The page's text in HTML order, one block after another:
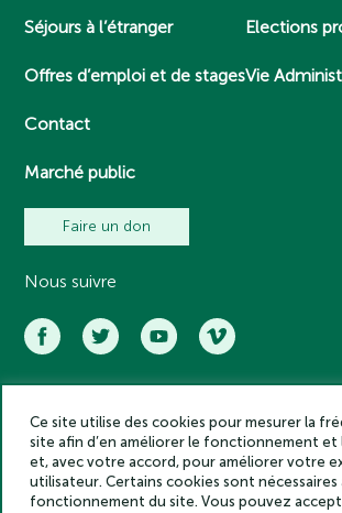
Séjours à l’étranger
Offres d’emploi et de stages
Contact
Marché public
Elections
Vie
Faire un don
Nous suivre
Académie des inscriptions et belles lettres –
2025
Politique de
Mentions légales
Ce site utilise des cookies pour mesurer la
site afin d’en améliorer le fonctionnement et
et, avec votre accord, pour améliorer votre
utilisateur. Certains cookies sont nécessaires
fonctionnement du site. Vous pouvez